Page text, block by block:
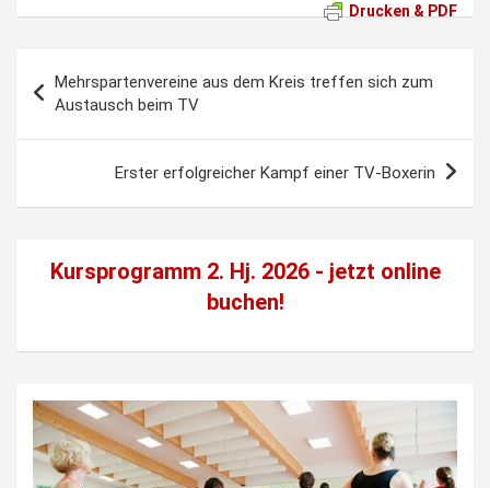
Drucken & PDF
Mehrspartenvereine aus dem Kreis treffen sich zum
Austausch beim TV
Erster erfolgreicher Kampf einer TV-Boxerin
Kursprogramm 2. Hj. 2026 - jetzt online
buchen!